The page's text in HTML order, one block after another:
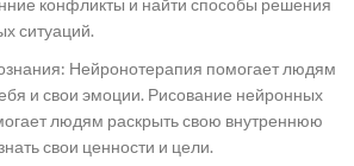
конфликты и найти способы решения
ситуаций.
Нейронотерапия помогает людям
и свои эмоции. Рисование нейронных
людям раскрыть свою внутреннюю
свои ценности и цели.